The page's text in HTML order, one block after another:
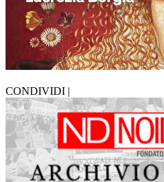
CONDIVIDI |